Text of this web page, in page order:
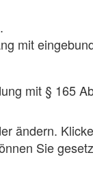
mit
mit § 165
ändern.
Sie